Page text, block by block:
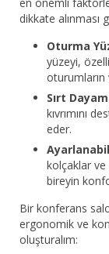
dikkate alınması
Oturma
yüzeyi,
oturumların
Sırt
kıvrımını
eder.
kolçaklar ve
bireyin
Bir konferans
ergonomik ve
oluşturalım: